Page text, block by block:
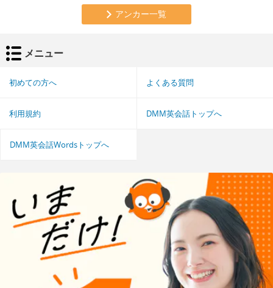
アンカー一覧
メニュー
初めての方へ よくある質問
利用規約 DMM英会話トップへ
DMM英会話Wordsトップへ